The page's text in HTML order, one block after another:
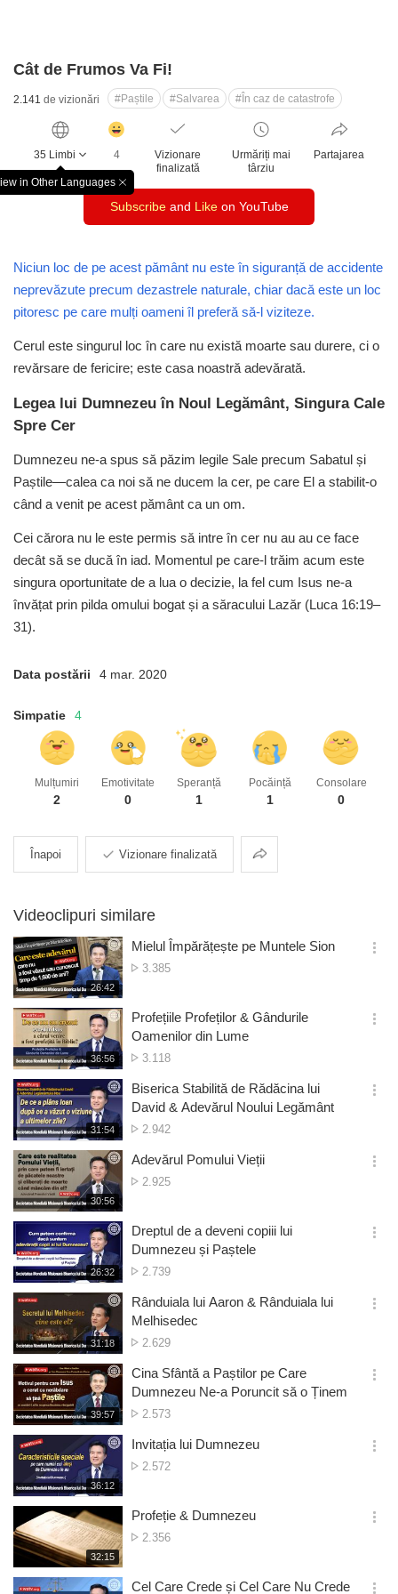
Cât de Frumos Va Fi!
2.141 de vizionări #Paștile #Salvarea #În caz de catastrofe
35 Limbi
in Other Languages
창
닫
기
릭
수
4
Vizionare
finalizată
Urmăriți mai
târziu
Partajarea
Subscribeand Likeon YouTube
Niciun loc de pe acest pământ nu este în siguranță de accidente
neprevăzute precum dezastrele naturale, chiar dacă este un loc
pitoresc pe care mulți oameni îl preferă să-l viziteze.
Cerul este singurul loc în care nu există moarte sau durere, ci o
revărsare de fericire; este casa noastră adevărată.
Legea lui Dumnezeu în Noul Legământ, Singura Cale
Spre Cer
Dumnezeu ne-a spus să păzim legile Sale precum Sabatul și
Paștile—calea ca noi să ne ducem la cer, pe care El a stabilit-o
când a venit pe acest pământ ca un om.
Cei cărora nu le este permis să intre în cer nu au au ce face
decât să se ducă în iad. Momentul pe care-l trăim acum este
singura oportunitate de a lua o decizie, la fel cum Isus ne-a
învățat prin pilda omului bogat și a săracului Lazăr (Luca 16:19–
31).
Data postării 4 mar. 2020
Simpatie 4
Mulțumiri
2
Emotivitate
0
Speranță
1
Pocăință
1
Consolare
0
Înapoi Vizionare finalizată Partajarea
Videoclipuri similare
재
생
시
간
26:42
Mielul Împărățește pe Muntele Sion
Numărul
3.385
옵
기
재
생
시
간
36:56
Profețiile Profeților & Gândurile
Oamenilor din Lume
Numărul
vizionări
3.118
옵
기
재
생
시
간
31:54
Biserica Stabilită de Rădăcina lui
David & Adevărul Noului Legământ
Numărul
vizionări
2.942
옵
기
재
생
시
간
30:56
Adevărul Pomului Vieții
Numărul
2.925
옵
기
재
생
시
간
26:32
Dreptul de a deveni copiii lui
Dumnezeu și Paștele
Numărul
vizionări
2.739
옵
기
재
생
시
간
31:18
Rânduiala lui Aaron & Rânduiala lui
Melhisedec
Numărul
vizionări
2.629
옵
기
재
생
시
간
39:57
Cina Sfântă a Paștilor pe Care
Dumnezeu Ne-a Poruncit să o Ținem
Numărul
vizionări
2.573
옵
기
재
생
시
간
36:12
Invitația lui Dumnezeu
Numărul
2.572
옵
기
재
생
시
32:15
Profeție & Dumnezeu
Numărul
2.356
옵
Cel Care Crede și Cel Care Nu Crede